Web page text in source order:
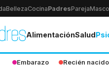
BellezaCocinaPadresPareja
AlimentaciónSalud
Embarazo Recién